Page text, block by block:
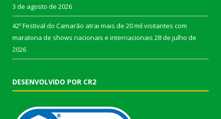
3 de agosto de 2026
42º Festival do Camarão atrai mais de 20 mil visitantes com
maratona de shows nacionais e internacionais 28 de julho de
2026
DESENVOLVIDO POR CR2